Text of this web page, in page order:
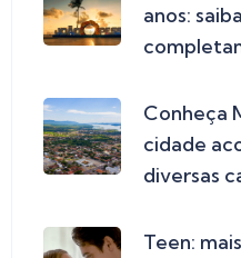
anos:
Conheça
cidade
diversas
Teen: